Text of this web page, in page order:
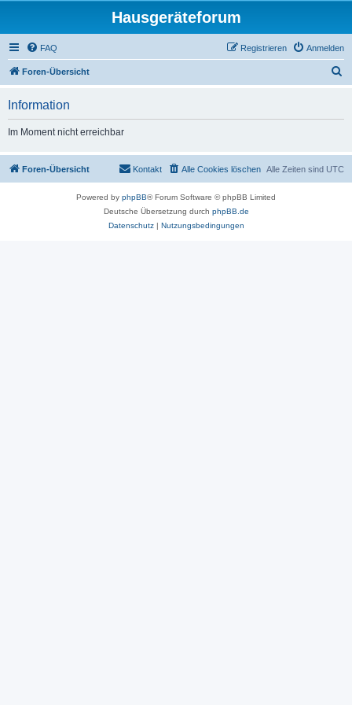
Hausgeräteforum
FAQ Anmelden
Registrieren
Foren-Übersicht
Information
Im Moment nicht erreichbar
Foren-Übersicht Alle Zeiten sind UTC
Alle Cookies löschen
Kontakt
Powered by phpBB® Forum Software © phpBB Limited
Deutsche Übersetzung durch phpBB.de
Datenschutz| Nutzungsbedingungen